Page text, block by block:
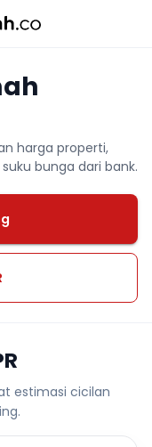
harga properti,
bunga dari bank.
estimasi cicilan